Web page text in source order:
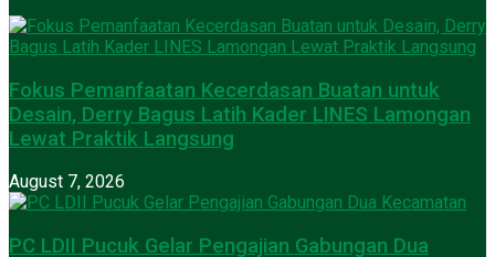
Fokus Pemanfaatan Kecerdasan Buatan untuk
Desain, Derry Bagus Latih Kader LINES Lamongan
Lewat Praktik Langsung
August 7, 2026
PC LDII Pucuk Gelar Pengajian Gabungan Dua